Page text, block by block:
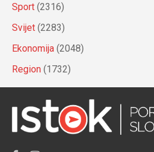
Sport (2316)
Svijet (2283)
Ekonomija (2048)
Region (1732)